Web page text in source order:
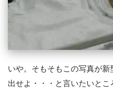
いや。そもそもこの写真が
出せよ・・・と言いたいとこ